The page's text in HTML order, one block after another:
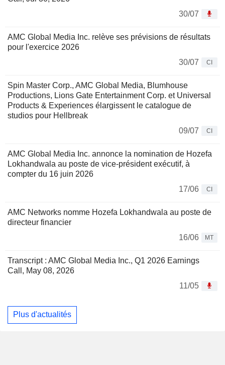
30/07
AMC Global Media Inc. relève ses prévisions de résultats
pour l'exercice 2026
30/07
CI
Spin Master Corp., AMC Global Media, Blumhouse
Productions, Lions Gate Entertainment Corp. et Universal
Products & Experiences élargissent le catalogue de
studios pour Hellbreak
09/07
CI
AMC Global Media Inc. annonce la nomination de Hozefa
Lokhandwala au poste de vice-président exécutif, à
compter du 16 juin 2026
17/06
CI
AMC Networks nomme Hozefa Lokhandwala au poste de
directeur financier
16/06
MT
Transcript : AMC Global Media Inc., Q1 2026 Earnings
Call, May 08, 2026
11/05
Plus d'actualités